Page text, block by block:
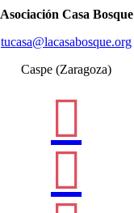
Asociación Casa Bosque
tucasa@lacasabosque.org
Caspe (Zaragoza)